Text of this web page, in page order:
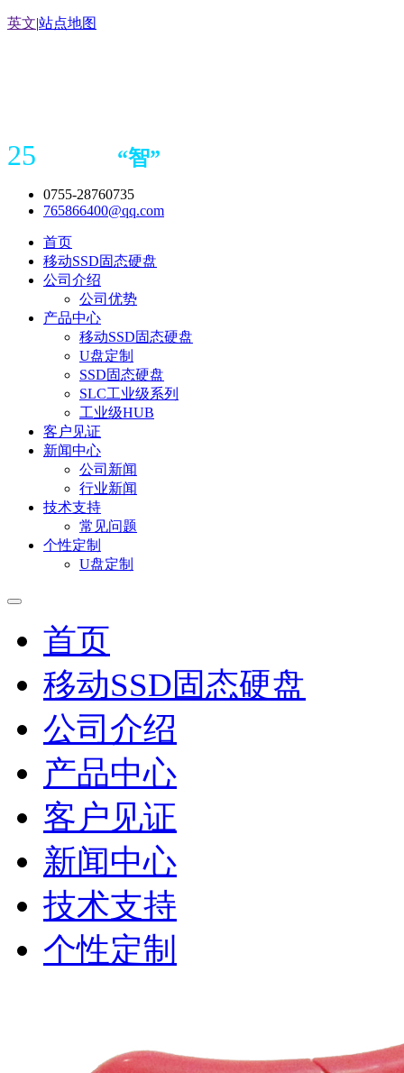
英文|站点地图
25 “智”
0755-28760735
765866400@qq.com
首页
移动SSD固态硬盘
公司介绍
公司优势
产品中心
移动SSD固态硬盘
U盘定制
SSD固态硬盘
SLC工业级系列
工业级HUB
客户见证
新闻中心
公司新闻
行业新闻
技术支持
常见问题
个性定制
U盘定制
首页
移动SSD固态硬盘
公司介绍
产品中心
客户见证
新闻中心
技术支持
个性定制